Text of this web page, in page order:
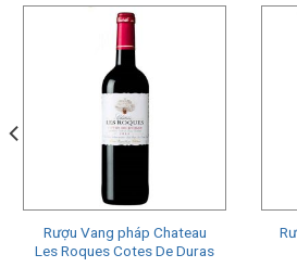
Rượu Vang pháp Chateau
Les Roques Cotes De Duras